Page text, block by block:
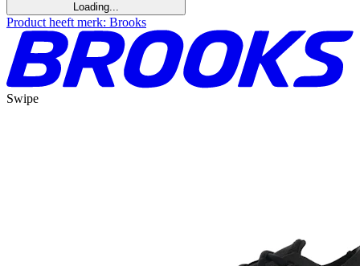
Loading...
Product heeft merk: Brooks
Swipe